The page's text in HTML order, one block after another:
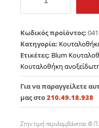
κουτί
ποσότητα
Κωδικός προϊόντος:
Κατηγορία:
Ετικέτες: Blum
Κουταλοθήκη
Για να παραγγείλετε
μας στο210.49.18.938
Στην τιμή περιλαμβάνεται